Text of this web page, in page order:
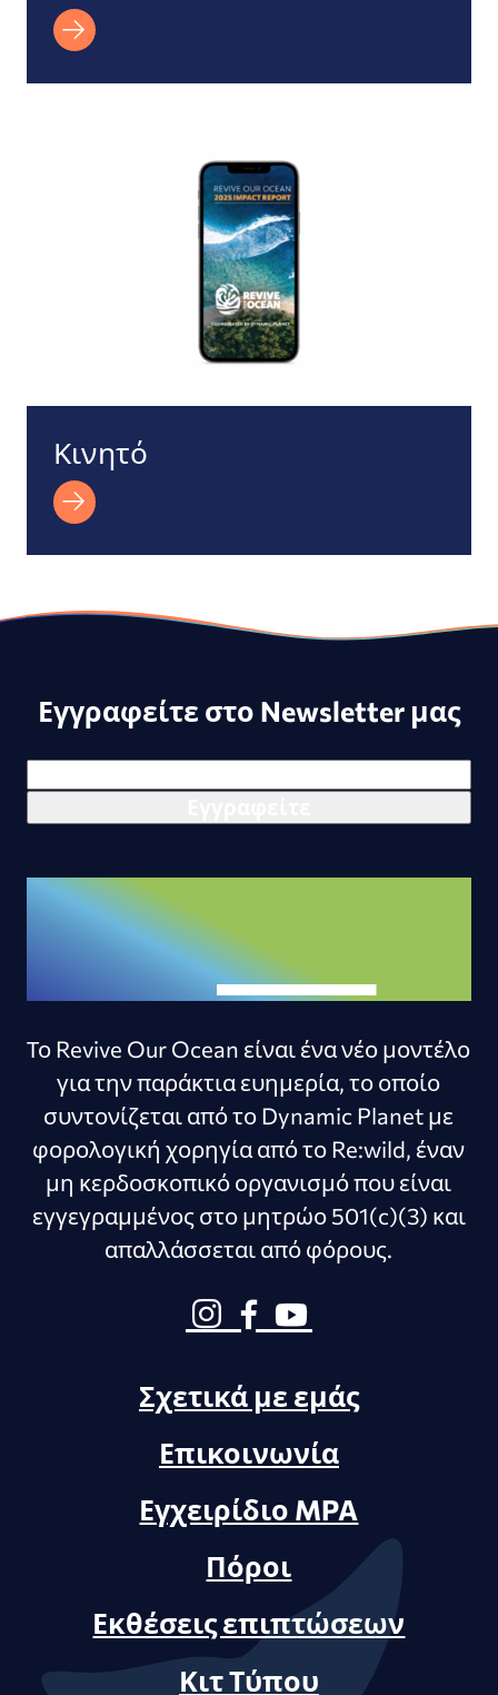
Κινητό
Εγγραφείτε στο Newsletter μας
Το Revive Our Ocean είναι ένα νέο μοντέλο
για την παράκτια ευημερία, το οποίο
συντονίζεται από το Dynamic Planet με
φορολογική χορηγία από το Re:wild, έναν
μη κερδοσκοπικό οργανισμό που είναι
εγγεγραμμένος στο μητρώο 501(c)(3) και
απαλλάσσεται από φόρους.
Σχετικά με εμάς
Επικοινωνία
Εγχειρίδιο MPA
Πόροι
Εκθέσεις επιπτώσεων
Κιτ Τύπου